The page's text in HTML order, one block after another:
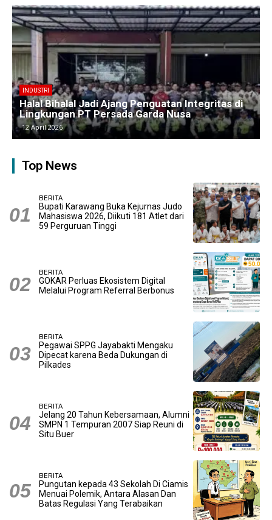
BERITA
Kawasan Industri Cikarang Kembali Padat,
Produksi dan Logistik Beroperasi Penuh”
9 April 2026
Top News
BERITA
Bupati Karawang Buka Kejurnas Judo
Mahasiswa 2026, Diikuti 181 Atlet dari
59 Perguruan Tinggi
BERITA
GOKAR Perluas Ekosistem Digital
Melalui Program Referral Berbonus
BERITA
Pegawai SPPG Jayabakti Mengaku
Dipecat karena Beda Dukungan di
Pilkades
BERITA
Jelang 20 Tahun Kebersamaan, Alumni
SMPN 1 Tempuran 2007 Siap Reuni di
Situ Buer
BERITA
Pungutan kepada 43 Sekolah Di Ciamis
Menuai Polemik, Antara Alasan Dan
Batas Regulasi Yang Terabaikan